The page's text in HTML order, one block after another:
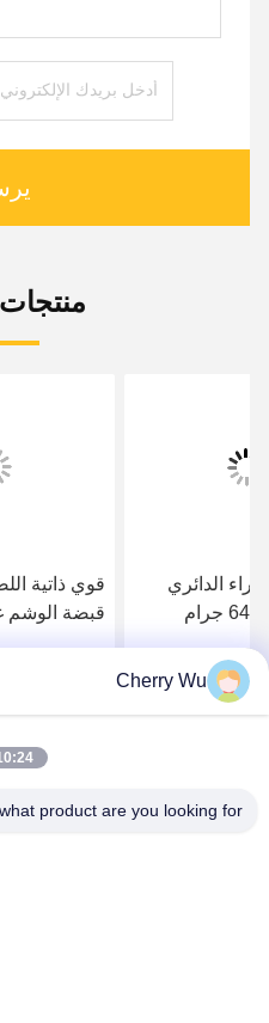
قوي ذاتية اللصق متماسك
قبضة الوشم غطاء التفاف
احصل على افضل سعر
Cherry Wu
AM
product are you looking for?